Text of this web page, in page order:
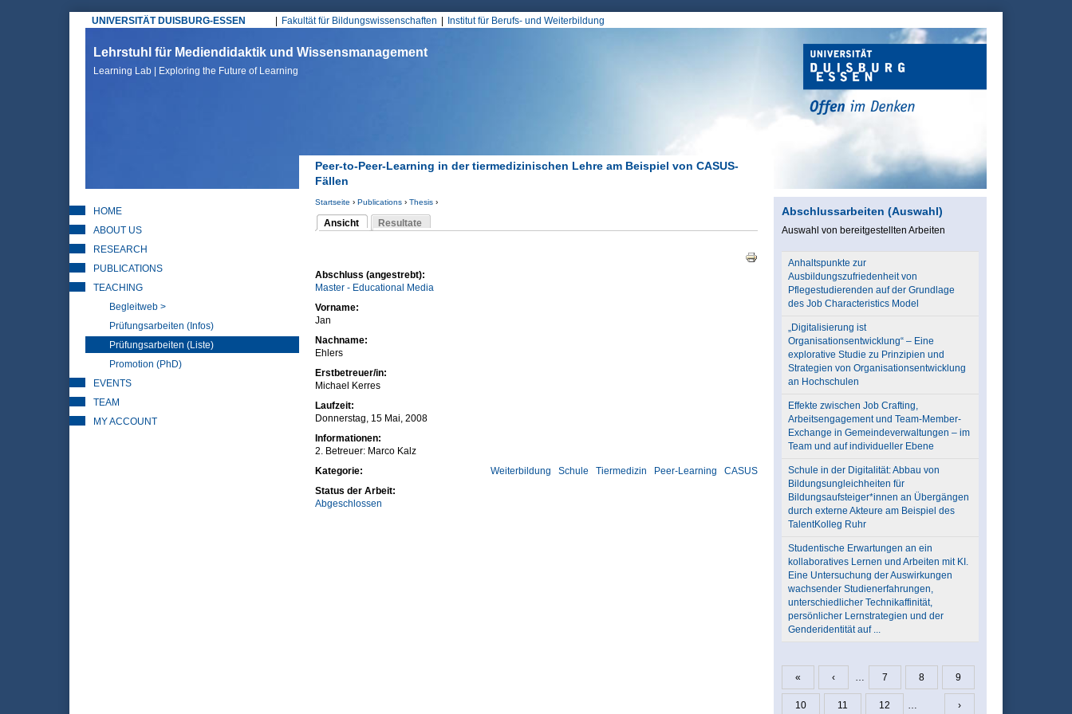
UNIVERSITÄT DUISBURG-ESSEN
Hauptmenü
Fakultät für Bildungswissenschaften Institut für Berufs- und Weiterbildung
Lehrstuhl für Mediendidaktik und Wissensmanagement
Learning Lab | Exploring the Future of Learning
Peer-to-Peer-Learning in der tiermedizinischen Lehre am Beispiel von CASUS-
Fällen
Sie sind hier
Startseite › Publications› Thesis›
Ansicht
(aktiver Reiter)
Resultate
Abschluss (angestrebt):
Master - Educational Media
Vorname:
Jan
Nachname:
Ehlers
Erstbetreuer/in:
Michael Kerres
Laufzeit:
Donnerstag, 15 Mai, 2008
Informationen:
2. Betreuer: Marco Kalz
Kategorie:
CASUS
Peer-Learning
Tiermedizin
Schule
Weiterbildung
Status der Arbeit:
Abgeschlossen
HOME
ABOUT US
RESEARCH
PUBLICATIONS
TEACHING
Begleitweb >
Prüfungsarbeiten (Infos)
Prüfungsarbeiten (Liste)
Promotion (PhD)
EVENTS
TEAM
MY ACCOUNT
Abschlussarbeiten (Auswahl)
Auswahl von bereitgestellten Arbeiten
Anhaltspunkte zur
Ausbildungszufriedenheit von
Pflegestudierenden auf der Grundlage
des Job Characteristics Model
„Digitalisierung ist
Organisationsentwicklung“ – Eine
explorative Studie zu Prinzipien und
Strategien von Organisationsentwicklung
an Hochschulen
Effekte zwischen Job Crafting,
Arbeitsengagement und Team-Member-
Exchange in Gemeindeverwaltungen – im
Team und auf individueller Ebene
Schule in der Digitalität: Abbau von
Bildungsungleichheiten für
Bildungsaufsteiger*innen an Übergängen
durch externe Akteure am Beispiel des
TalentKolleg Ruhr
Studentische Erwartungen an ein
kollaboratives Lernen und Arbeiten mit KI.
Eine Untersuchung der Auswirkungen
wachsender Studienerfahrungen,
unterschiedlicher Technikaffinität,
persönlicher Lernstrategien und der
Genderidentität auf ...
Seiten
« ‹ … 7 8 9
10 11 12 … ›